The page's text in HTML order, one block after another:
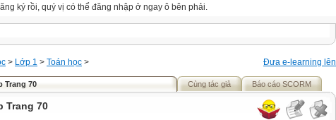
ký rồi, quý vị có thể đăng nhập ở ngay ô bên phải.
Đưa e-learning lên
> Lớp 1 > Toán học >
Trang 70 Cùng tác giả Báo cáo SCORM
Trang 70